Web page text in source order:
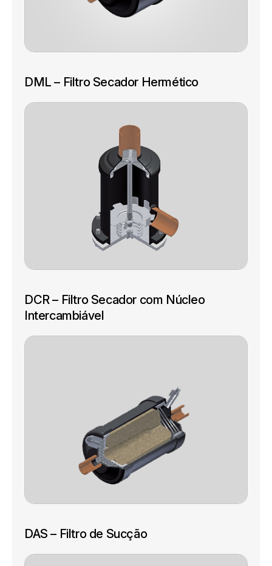
DML – Filtro Secador Hermético
DCR – Filtro Secador com Núcleo
Intercambiável
DAS – Filtro de Sucção